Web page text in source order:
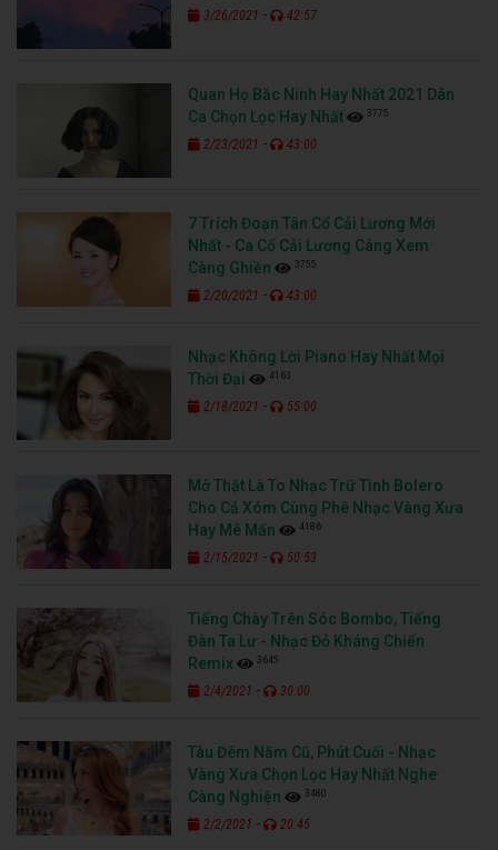
3/26/2021 - 42:57
Quan Họ Bắc Ninh Hay Nhất 2021 Dân
Ca Chọn Lọc Hay Nhất
3775
2/23/2021 - 43:00
7 Trích Đoạn Tân Cổ Cải Lương Mới
Nhất - Ca Cổ Cải Lương Càng Xem
Càng Ghiền
3755
2/20/2021 - 43:00
Nhạc Không Lời Piano Hay Nhất Mọi
Thời Đại
4163
2/18/2021 - 55:00
Mở Thật Là To Nhạc Trữ Tình Bolero
Cho Cả Xóm Cùng Phê Nhạc Vàng Xưa
Hay Mê Mẩn
4186
2/15/2021 - 50:53
Tiếng Chày Trên Sóc Bombo, Tiếng
Đàn Ta Lư - Nhạc Đỏ Kháng Chiến
Remix
3645
2/4/2021 - 30:00
Tàu Đêm Năm Cũ, Phút Cuối - Nhạc
Vàng Xưa Chọn Lọc Hay Nhất Nghe
Càng Nghiện
3480
2/2/2021 - 20:45